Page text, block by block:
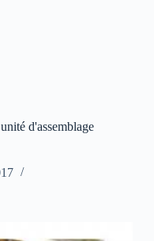
d'assemblage